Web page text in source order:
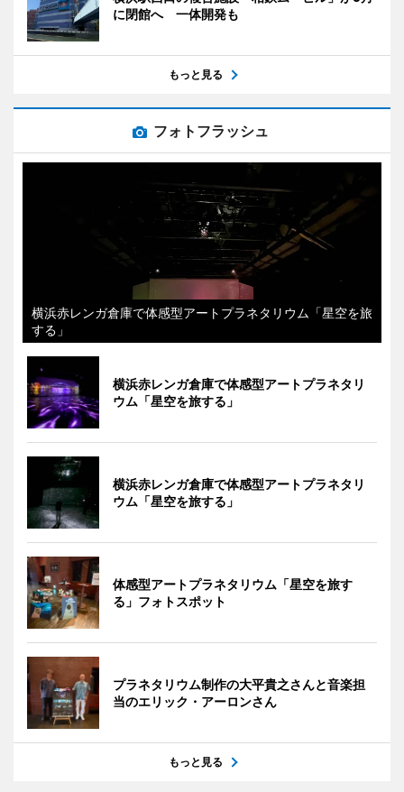
に閉館へ 一体開発も
もっと見る
フォトフラッシュ
横浜赤レンガ倉庫で体感型アートプラネタリウム「星空を旅
する」
横浜赤レンガ倉庫で体感型アートプラネタリ
ウム「星空を旅する」
横浜赤レンガ倉庫で体感型アートプラネタリ
ウム「星空を旅する」
体感型アートプラネタリウム「星空を旅す
る」フォトスポット
プラネタリウム制作の大平貴之さんと音楽担
当のエリック・アーロンさん
もっと見る